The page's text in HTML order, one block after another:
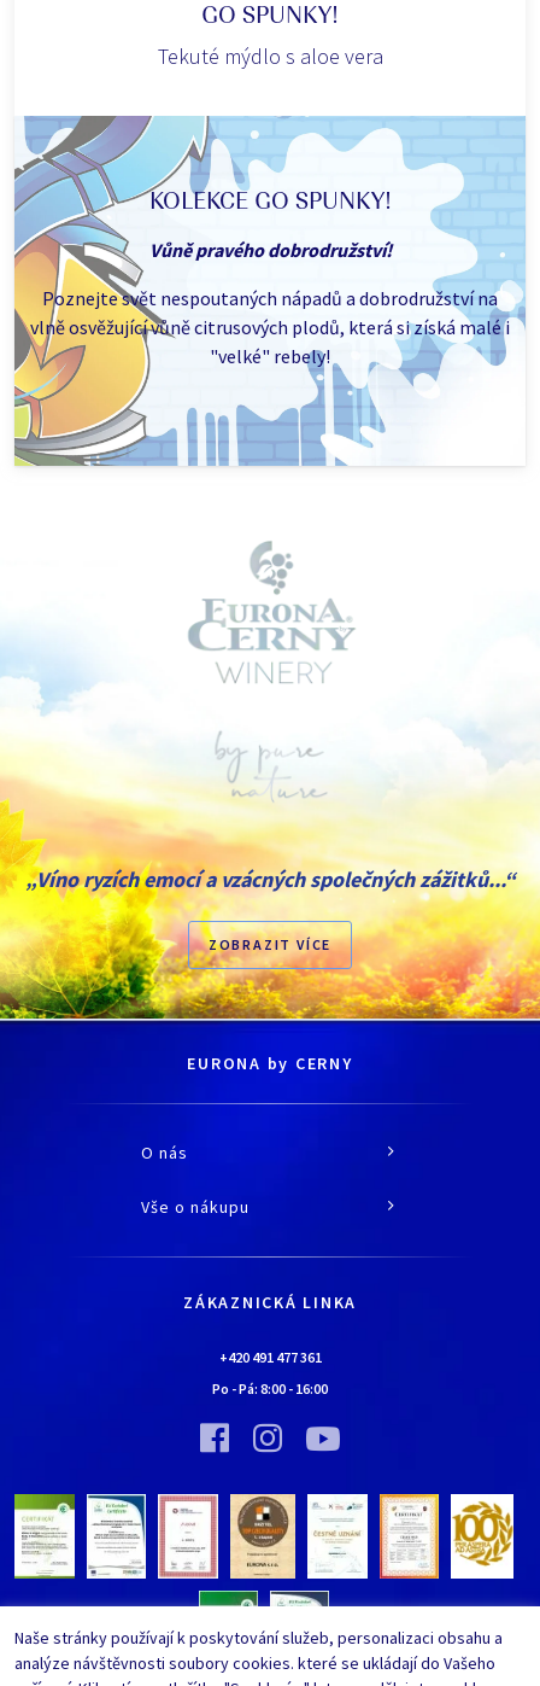
KOLEKCE GO SPUNKY!
Vůně pravého dobrodružství!
Poznejte svět nespoutaných nápadů a dobrodružství na
vlně osvěžující vůně citrusových plodů, která si získá malé i
"velké" rebely!
GO SPUNKY!
Tekuté mýdlo s aloe vera
„Víno ryzích emocí a vzácných společných zážitků...“
ZOBRAZIT VÍCE
EURONA by CERNY
O nás
O společnosti
Kontaktní údaje
Bylo nebylo…
Vinný sklípek EURONA by Cerny
Bylo nebylo…
Vše o nákupu
Jak nakupovat
Nejčastěji kladené dotazy
Upravit nastavení ochrany
Whistleblowing
ZÁKAZNICKÁ LINKA
+420 491 477 361
Po - Pá: 8:00 - 16:00
Naše stránky používají k poskytování služeb, personalizaci obsahu a
analýze návštěvnosti soubory cookies. které se ukládají do Vašeho